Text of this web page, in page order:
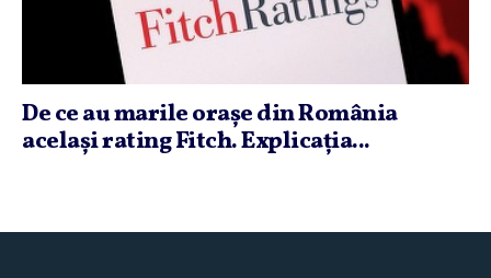
De ce au marile oraşe din România
acelaşi rating Fitch. Explicaţia...